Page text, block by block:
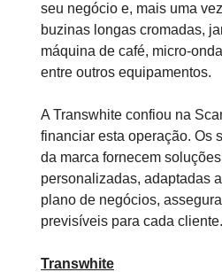
seu negócio e, mais uma
buzinas longas cromadas,
máquina de café, micro-
entre outros equipamentos.
A Transwhite confiou na
financiar esta operação. Os
da marca fornecem
personalizadas, adaptadas
plano de negócios,
previsíveis para cada cliente.
Transwhite